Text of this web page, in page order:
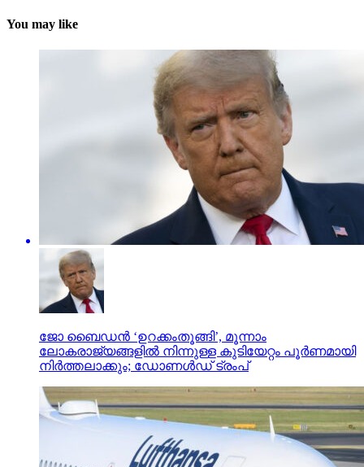
You may like
ജോ ബൈഡന്‍ ‘ഉറക്കംതൂങ്ങി’, മൂന്നാം
ലോകരാജ്യങ്ങളില്‍ നിന്നുള്ള കുടിയേറ്റം പൂര്‍ണമായി
നിര്‍ത്തലാക്കും; ഡോണള്‍ഡ് ട്രംപ്